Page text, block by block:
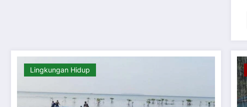
Lingkungan Hidup